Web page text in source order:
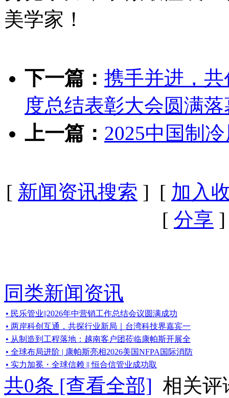
美学家！
下一篇： 携手并进，
度总结表彰大会圆满
上一篇： 2025中国制
[ 新闻资讯搜索 ] [ 加入
[ 分享
同类新闻资讯
• 民乐管业||2026年中营销工作总结会议圆满成功
• 两岸科创互通，共探行业新局｜台湾科技界嘉宾一
• 从制造到工程落地：越南客户团莅临康帕斯开展全
• 全球布局进阶 | 康帕斯亮相2026美国NFPA国际消防
• 实力加冕・全球信赖 || 恒合信管业成功取
共0条 [查看全部] 相关评